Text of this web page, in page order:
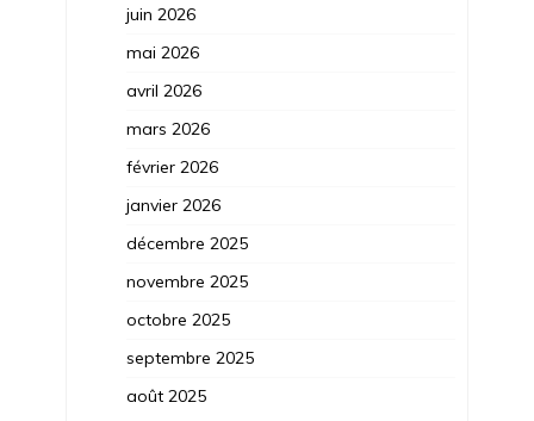
juin 2026
mai 2026
avril 2026
mars 2026
février 2026
janvier 2026
décembre 2025
novembre 2025
octobre 2025
septembre 2025
août 2025